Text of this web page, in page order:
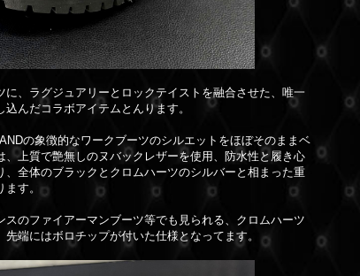
に、ラグジュアリーとロックテイストを融合させた、唯一
んだコラボアイテムとんります。
の象徴的なワークブーツのシルエットをほぼそのままベ
、上質で艶無しのヌバックレザーを使用、防水性と履き心
、全体のブラックとクロムハーツのシルバーと相まった重
す。
スのファイアーマンブーツ等でも見られる、クロムハーツ
端にはボロチップが付いた仕様となってます。